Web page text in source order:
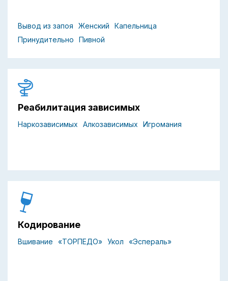
Вывод из запоя Женский
Капельница
Принудительно
Пивной
Реабилитация зависимых
Наркозависимых Алкозависимых Игромания
Кодирование
Вшивание «ТОРПЕДО» Укол «Эспераль»